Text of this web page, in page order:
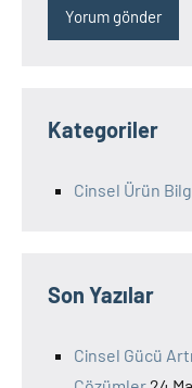
Kategoriler
Cinsel Ürün
Son Yazılar
Cinsel Gücü